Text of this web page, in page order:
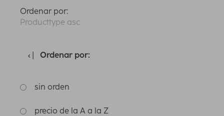
Ordenar por:
Producttype asc
Ordenar por:
sin orden
precio de la A a la Z